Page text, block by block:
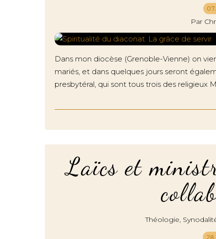
Par
Dans mon diocèse (Grenoble-Vienne) on
mariés, et dans quelques jours seront
presbytéral, qui sont tous trois des religieux
Laïcs et
Théologie,